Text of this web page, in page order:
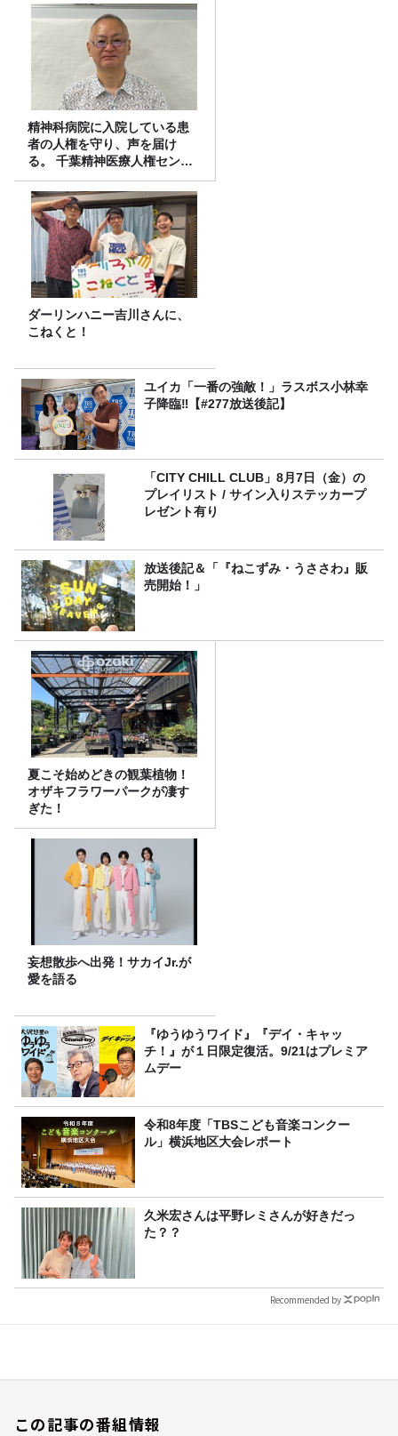
精神科病院に入院している患
者の人権を守り、声を届け
る。 千葉精神医療人権センタ
ーの取り組み
ダーリンハニー吉川さんに、
こねくと！
ユイカ「一番の強敵！」ラスボス小林幸
子降臨‼【#277放送後記】
「CITY CHILL CLUB」8月7日（金）の
プレイリスト / サイン入りステッカープ
レゼント有り
放送後記＆「『ねこずみ・うささわ』販
売開始！」
夏こそ始めどきの観葉植物！
オザキフラワーパークが凄す
ぎた！
妄想散歩へ出発！サカイJr.が
愛を語る
『ゆうゆうワイド』『デイ・キャッ
チ！』が１日限定復活。9/21はプレミア
ムデー
令和8年度「TBSこども音楽コンクー
ル」横浜地区大会レポート
久米宏さんは平野レミさんが好きだっ
た？？
Recommended by
この記事の番組情報